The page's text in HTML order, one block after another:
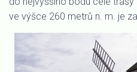
ve výšce 260 metrů n. m. je